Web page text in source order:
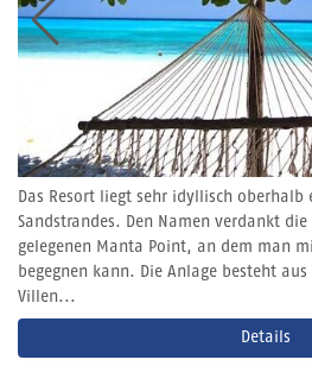
Das Resort liegt sehr idyllisch oberhalb
Sandstrandes. Den Namen verdankt
gelegenen Manta Point, an dem man
begegnen kann. Die Anlage besteht
Villen...
Details